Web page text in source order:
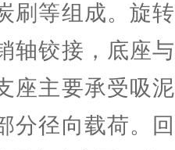
刷等组成。旋
轴铰接，底座
座主要承受吸
分径向载荷。